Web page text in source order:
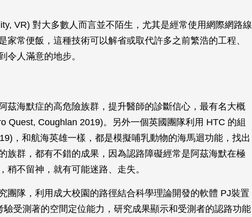
VR) 對大多數人而言並不陌生，尤其是經常使用網際網路線
家常便飯，這種技術可以解省或取代許多之前繁浩的工程、
令人滿意的地步。
茲海默症的高危險族群，提升醫師的診斷信心，最有名大概
Quest, Coughlan 2019)。另外一個英國團隊利用 HTC 的組
，和航海英雄一樣，都是模擬哺乳動物的海馬迴功能，找出
族群，都有不錯的成果，因為認路障礙經常是阿茲海默在極
稍不留神，就有可能迷路、走失。
團隊，利用成大校園的路徑結合科學理論開發的軟體 PJ裝置
驗受測著的空間定位能力，研究成果顯示和受測者的認路功能